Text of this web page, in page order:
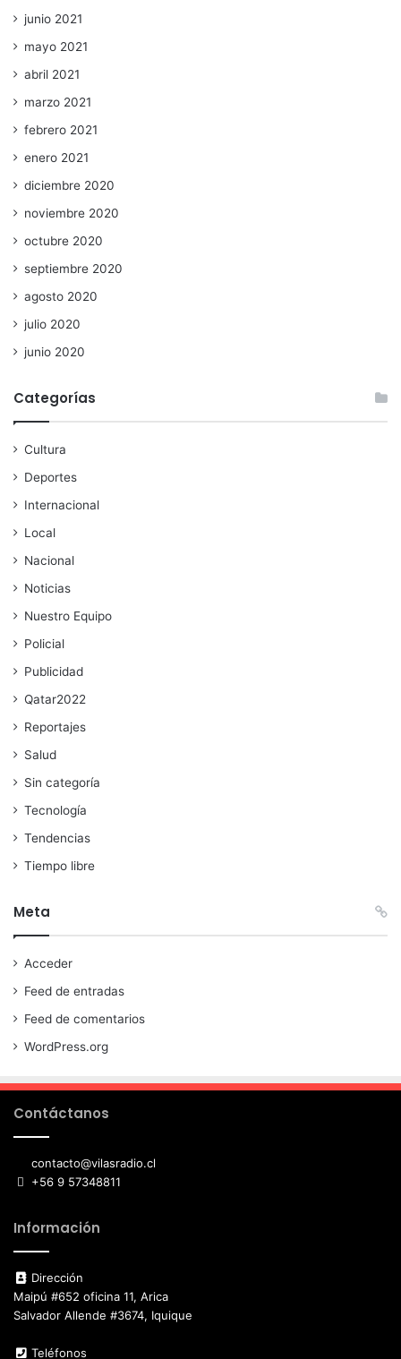
junio 2021
mayo 2021
abril 2021
marzo 2021
febrero 2021
enero 2021
diciembre 2020
noviembre 2020
octubre 2020
septiembre 2020
agosto 2020
julio 2020
junio 2020
Categorías
Cultura
Deportes
Internacional
Local
Nacional
Noticias
Nuestro Equipo
Policial
Publicidad
Qatar2022
Reportajes
Salud
Sin categoría
Tecnología
Tendencias
Tiempo libre
Meta
Acceder
Feed de entradas
Feed de comentarios
WordPress.org
Contáctanos
contacto@vilasradio.cl
+56 9 57348811
Información
Dirección
Maipú #652 oficina 11, Arica
Salvador Allende #3674, Iquique
Teléfonos